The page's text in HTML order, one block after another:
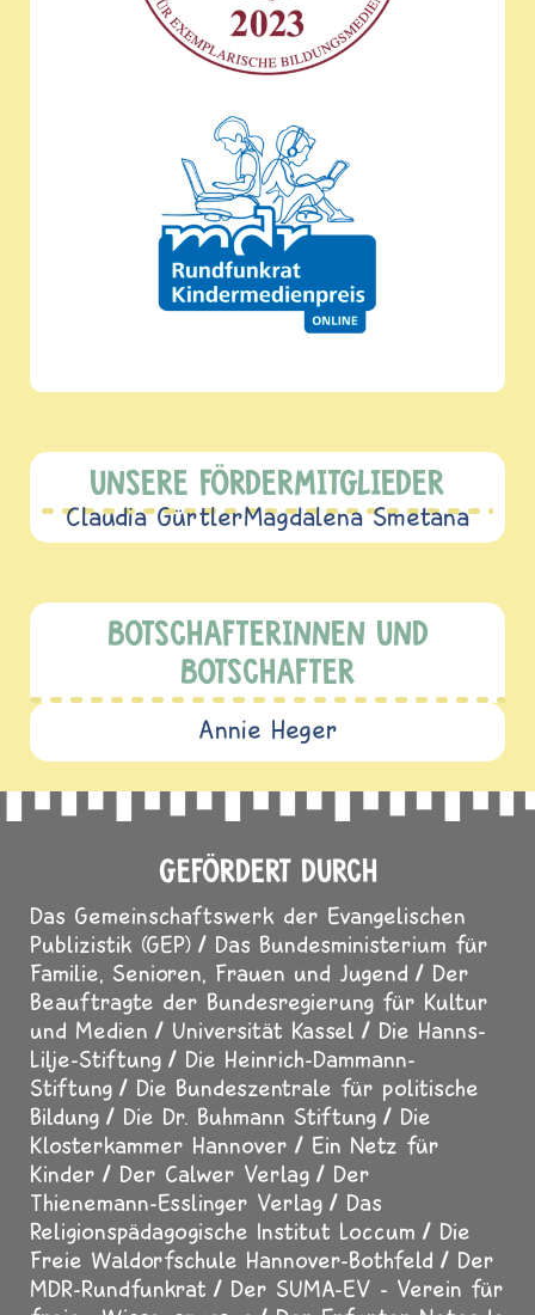
UNSERE FÖRDERMITGLIEDER
Claudia GürtlerMagdalena Smetana
BOTSCHAFTERINNEN UND
BOTSCHAFTER
Annie Heger
GEFÖRDERT DURCH
Das Gemeinschaftswerk der Evangelischen
Publizistik (GEP)
Das Bundesministerium für
Familie, Senioren, Frauen und Jugend
Der
Beauftragte der Bundesregierung für Kultur
und Medien
Universität Kassel
Die Hanns-
Lilje-Stiftung
Die Heinrich-Dammann-
Stiftung
Die Bundeszentrale für politische
Bildung
Die Dr. Buhmann Stiftung
Die
Klosterkammer Hannover
Ein Netz für
Kinder
Der Calwer Verlag
Der
Thienemann-Esslinger Verlag
Das
Religionspädagogische Institut Loccum
Die
Freie Waldorfschule Hannover-Bothfeld
Der
MDR-Rundfunkrat
Der SUMA-EV - Verein für